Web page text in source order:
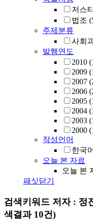
저스
법조
주제분류
사회
발행연도
2010
2009
2007
2006
2005
2004
2003
2000
작성언어
한국어
오늘 본 자료
오늘 본
패싯닫기
검색키워드 저자 : 정
색결과 10건)